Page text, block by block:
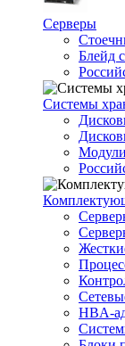
Серверы
Блейд
Системы
HBA-